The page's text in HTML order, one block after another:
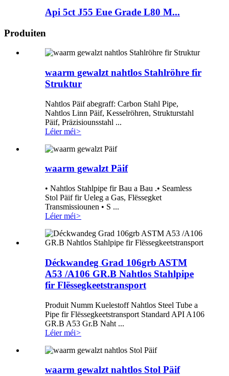
Api 5ct J55 Eue Grade L80 M...
Produiten
waarm gewalzt nahtlos Stahlröhre fir
Struktur
Nahtlos Päif abegraff: Carbon Stahl Pipe,
Nahtlos Linn Päif, Kesselröhren, Strukturstahl
Päif, Präzisiounsstahl ...
Léier méi>
waarm gewalzt Päif
• Nahtlos Stahlpipe fir Bau a Bau .• Seamless
Stol Päif fir Ueleg a Gas, Flëssegket
Transmissiounen • S ...
Léier méi>
Déckwandeg Grad 106grb ASTM
A53 /A106 GR.B Nahtlos Stahlpipe
fir Flëssegkeetstransport
Produit Numm Kuelestoff Nahtlos Steel Tube a
Pipe fir Flëssegkeetstransport Standard API A106
GR.B A53 Gr.B Naht ...
Léier méi>
waarm gewalzt nahtlos Stol Päif